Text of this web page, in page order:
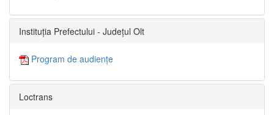
Instituția Prefectului - Județul Olt
Program de audiențe
Loctrans